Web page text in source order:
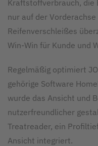
Kraftstoffverbrauch, die
nur auf der
Reifenverschleißes
Win-Win für Kunde und
Regelmäßig optimiert
gehörige Software
wurde das Ansicht und
nutzerfreundlicher
Treatreader, ein
Ansicht integriert.